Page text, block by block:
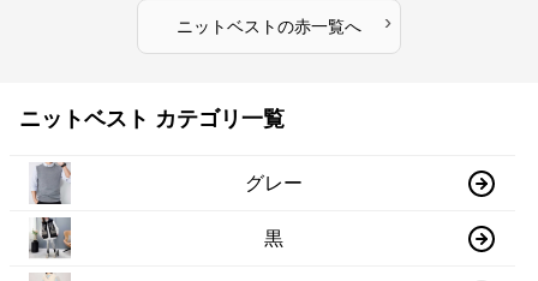
ニットベストの赤一覧へ ›
ニットベスト カテゴリ一覧
グレー
黒